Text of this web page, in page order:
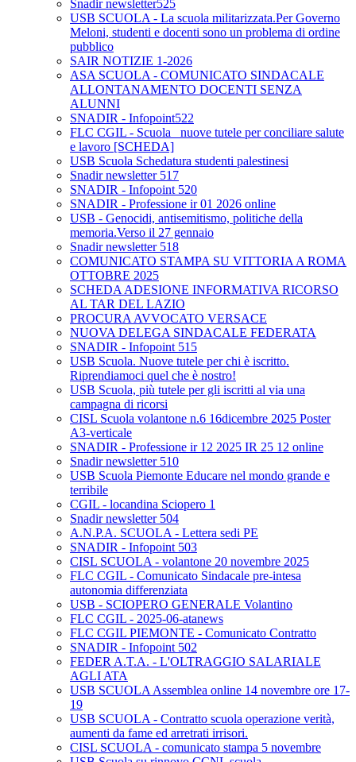
Snadir newsletter525
USB SCUOLA - La scuola militarizzata.Per Governo
Meloni, studenti e docenti sono un problema di ordine
pubblico
SAIR NOTIZIE 1-2026
ASA SCUOLA - COMUNICATO SINDACALE
ALLONTANAMENTO DOCENTI SENZA
ALUNNI
SNADIR - Infopoint522
FLC CGIL - Scuola_ nuove tutele per conciliare salute
e lavoro [SCHEDA]
USB Scuola Schedatura studenti palestinesi
Snadir newsletter 517
SNADIR - Infopoint 520
SNADIR - Professione ir 01 2026 online
USB - Genocidi, antisemitismo, politiche della
memoria.Verso il 27 gennaio
Snadir newsletter 518
COMUNICATO STAMPA SU VITTORIA A ROMA
OTTOBRE 2025
SCHEDA ADESIONE INFORMATIVA RICORSO
AL TAR DEL LAZIO
PROCURA AVVOCATO VERSACE
NUOVA DELEGA SINDACALE FEDERATA
SNADIR - Infopoint 515
USB Scuola. Nuove tutele per chi è iscritto.
Riprendiamoci quel che è nostro!
USB Scuola, più tutele per gli iscritti al via una
campagna di ricorsi
CISL Scuola volantone n.6 16dicembre 2025 Poster
A3-verticale
SNADIR - Professione ir 12 2025 IR 25 12 online
Snadir newsletter 510
USB Scuola Piemonte Educare nel mondo grande e
terribile
CGIL - locandina Sciopero 1
Snadir newsletter 504
A.N.P.A. SCUOLA - Lettera sedi PE
SNADIR - Infopoint 503
CISL SCUOLA - volantone 20 novembre 2025
FLC CGIL - Comunicato Sindacale pre-intesa
autonomia differenziata
USB - SCIOPERO GENERALE Volantino
FLC CGIL - 2025-06-atanews
FLC CGIL PIEMONTE - Comunicato Contratto
SNADIR - Infopoint 502
FEDER A.T.A. - L'OLTRAGGIO SALARIALE
AGLI ATA
USB SCUOLA Assemblea online 14 novembre ore 17-
19
USB SCUOLA - Contratto scuola operazione verità,
aumenti da fame ed arretrati irrisori.
CISL SCUOLA - comunicato stampa 5 novembre